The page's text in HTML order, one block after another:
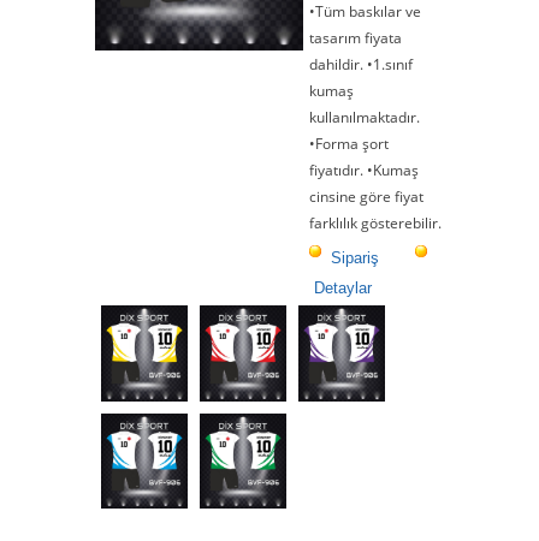
•Tüm baskılar ve
tasarım fiyata
dahildir. •1.sınıf
kumaş
kullanılmaktadır.
•Forma şort
fiyatıdır. •Kumaş
cinsine göre fiyat
farklılık gösterebilir.
Sipariş
Detaylar